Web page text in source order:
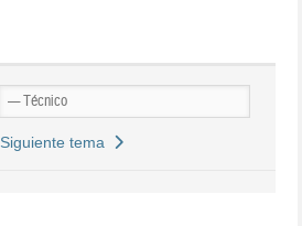
Siguiente tema